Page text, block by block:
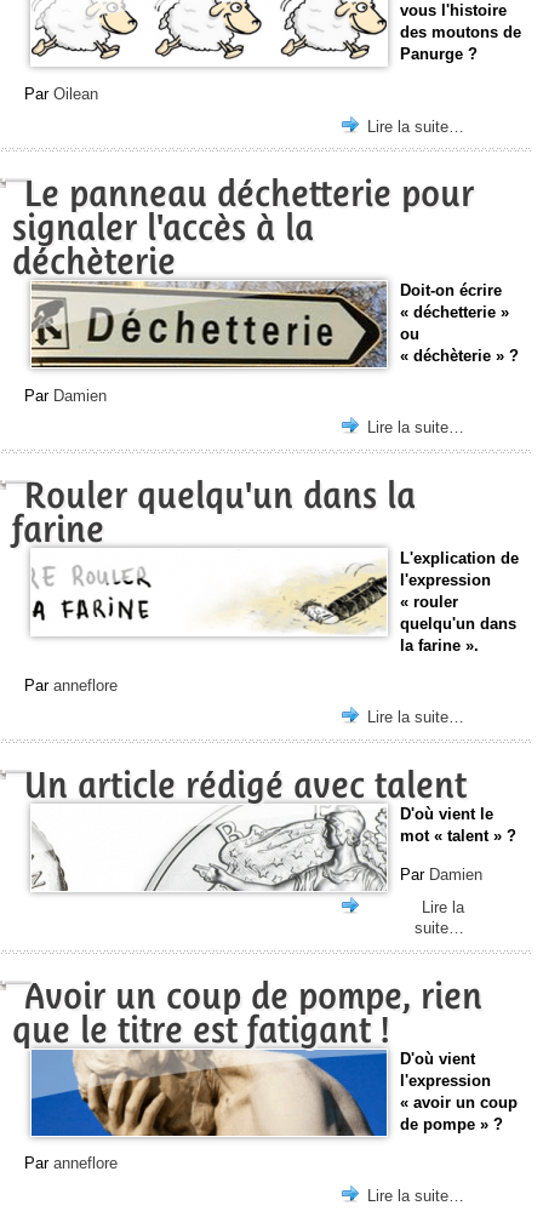
vous l'histoire
des moutons de
Panurge ?
Par Oilean
Lire la suite…
Le panneau déchetterie pour
signaler l'accès à la
déchèterie
Doit-on écrire
« déchetterie »
ou
« déchèterie » ?
Par Damien
Lire la suite…
Rouler quelqu'un dans la
farine
L'explication de
l'expression
« rouler
quelqu'un dans
la farine ».
Par anneflore
Lire la suite…
Un article rédigé avec talent
D'où vient le
mot « talent » ?
Par Damien
Lire la
suite…
Avoir un coup de pompe, rien
que le titre est fatigant !
D'où vient
l'expression
« avoir un coup
de pompe » ?
Par anneflore
Lire la suite…